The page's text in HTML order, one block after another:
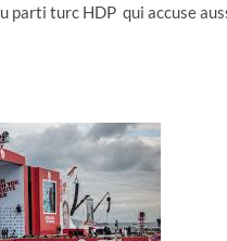
parti turc HDP qui accuse